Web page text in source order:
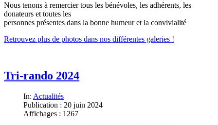
Nous tenons à remercier tous les bénévoles, les adhérents, les
donateurs et toutes les
personnes présentes dans la bonne humeur et la convivialité
Retrouvez plus de photos dans nos différentes galeries !
Tri-rando 2024
In: Actualités
Publication : 20 juin 2024
Affichages : 1267